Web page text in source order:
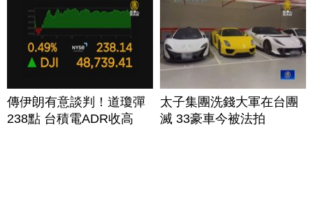
傳伊朗有意談判！道瓊彈
238點 台積電ADR收高
太子集團洗錢大軍在台團
滅 33豪車今被法拍